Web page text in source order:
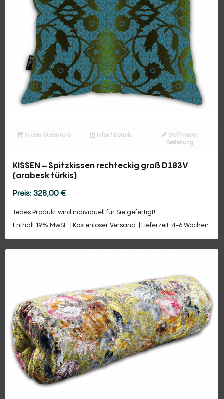
In den Warenkorb Infos / Details
Stoffmuster
Bestellung
KISSEN – Spitzkissen rechteckig groß D183V
(arabesk türkis)
328,00€
Jedes Produkt wird individuell für Sie gefertigt!
Enthält 19% MwSt.
Kostenloser Versand Lieferzeit: 4-6 Wochen